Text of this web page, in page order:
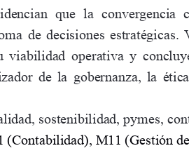
que  la  convergencia
de  decisiones
viabilidad  operativa  y
de  la  gobernanza,  la
sostenibilidad, pymes,
(Contabilidad), M11 (Gestión